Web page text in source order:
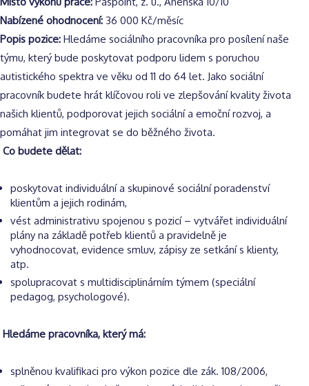
Nabízené ohodnocení: 36 000 Kč/měsíc
Popis pozice: Hledáme sociálního pracovníka pro posílení naše
týmu, který bude poskytovat podporu lidem s poruchou
autistického spektra ve věku od 11 do 64 let. Jako sociální
pracovník budete hrát klíčovou roli ve zlepšování kvality života
našich klientů, podporovat jejich sociální a emoční rozvoj, a
pomáhat jim integrovat se do běžného života.
Co budete dělat:
poskytovat individuální a skupinové sociální poradenství
klientům a jejich rodinám,
vést administrativu spojenou s pozicí – vytvářet individuální
plány na základě potřeb klientů a pravidelně je
vyhodnocovat, evidence smluv, zápisy ze setkání s klienty,
atp.
spolupracovat s multidisciplinárním týmem (speciální
pedagog, psychologové).
Hledáme pracovníka, který má:
splněnou kvalifikaci pro výkon pozice dle zák. 108/2006,